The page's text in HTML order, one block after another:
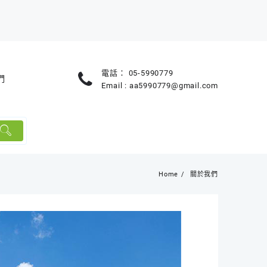
電話：
05-5990779
Email : aa5990779@gmail.com
Home 關於我們